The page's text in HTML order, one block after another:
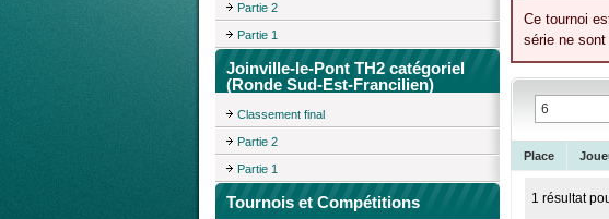
Partie 2
Partie 1
Joinville-le-Pont TH2 catégoriel
(Ronde Sud-Est-Francilien)
Classement final
Partie 2
Partie 1
Tournois et Compétitions
Ce tournoi
série ne
Place
1 résultat